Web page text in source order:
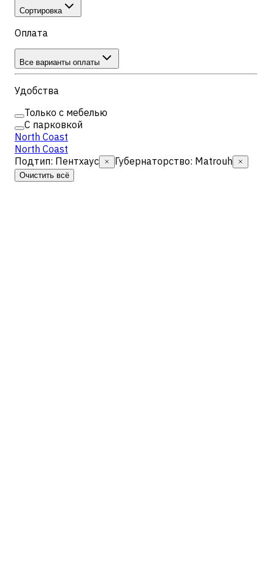
Сортировка
Оплата
Все варианты оплаты
Удобства
Только с мебелью
С парковкой
North Coast
North Coast
Подтип: Пентхаус Губернаторство: Matrouh
Очистить всё